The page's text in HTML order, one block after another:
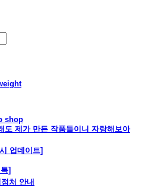
shop
도 제가 만든 작품들이니 자랑해보아
업데이트]
]
처 안내